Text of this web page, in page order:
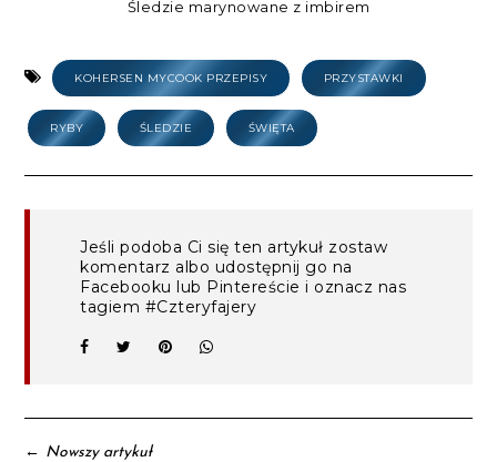
Śledzie marynowane z imbirem
KOHERSEN MYCOOK PRZEPISY PRZYSTAWKI
RYBY ŚLEDZIE ŚWIĘTA
Jeśli podoba Ci się ten artykuł zostaw
komentarz albo udostępnij go na
Facebooku lub Pintereście i oznacz nas
tagiem #Czteryfajery
← Nowszy artykuł